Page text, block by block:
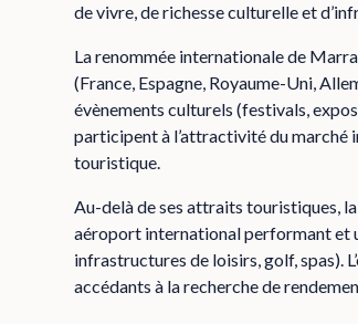
de vivre, de richesse culturelle et
La renommée internationale de
(France, Espagne, Royaume-Uni,
évènements culturels (festivals,
participent à l’attractivité du marché
touristique.
Au-delà de ses attraits touristiques,
aéroport international performant et
infrastructures de loisirs, golf, spas).
accédants à la recherche de